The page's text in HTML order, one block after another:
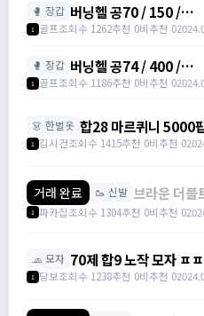
🥊 장갑 버닝헬 공70 / 150 /
https://
1 골프조회수 1262추천 0비추천 0
🥊 장갑 버닝헬 공74 / 400 /
https://
1 골프조회수 1186추천 0비추천 0
👗 한벌옷 합28 마르퀴니 5000
28 해적 전신 마르퀴
https://
1 김시건조회수 1415추천 0비추천 0
거래 완료 🥾 신발 브라운 더
작 / 130만 /
https://
1 파카칩조회수 1304추천 0비추천 0
🧢 모자 70제 합9 노작 모자 ㅍ
https://
1 당보조회수 1238추천 0비추천 0